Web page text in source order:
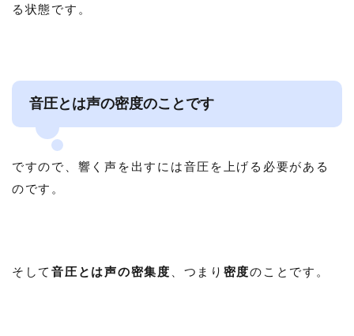
る状態です。
音圧とは声の密度のことです
ですので、響く声を出すには音圧を上げる必要がある
のです。
そして音圧とは声の密集度 、つまり 密度のことです。